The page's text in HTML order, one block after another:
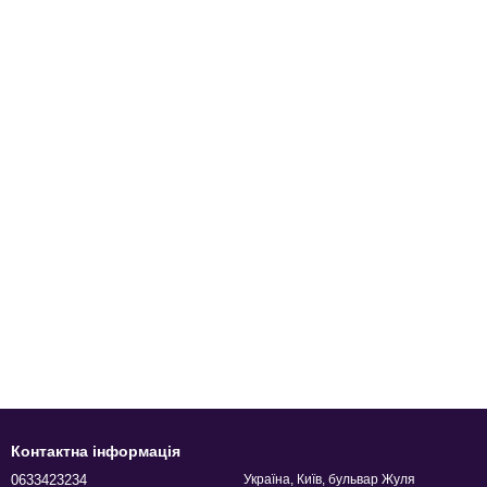
Контактна інформація
0633423234 Україна, Київ, бульвар Жуля